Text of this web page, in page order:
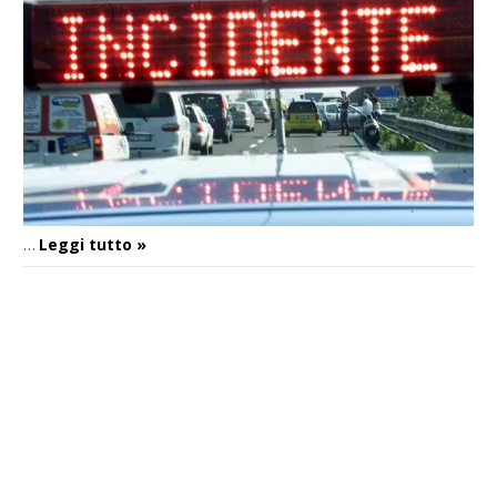
… Leggi tutto »